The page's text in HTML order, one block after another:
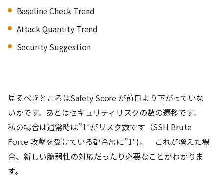
Baseline Check Trend
Attack Quantity Trend
Security Suggestion
見るべきところはSafety Score が前日より下がっていな
いかです。あとはセキュリティリスクの数の遷移です。
私の場合は通常時は”1″がリスク数です（SSH Brute
Force 攻撃を受けている都合常に”1″)。 これが増えた場
合、新しい脆弱性の対応だったり必要なことがわかりま
す。